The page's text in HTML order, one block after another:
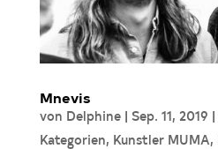
Mnevis
von Delphine| Sep. 11, 2019 |
Kategorien, Kunstler MUMA,